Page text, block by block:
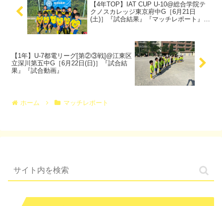
【4年TOP】IAT CUP U-10@総合学院テ
クノスカレッジ東京府中G［6月21日
(土)］『試合結果』『マッチレポート』
【1年】U-7都電リーグ[第②③戦]@江東区
立深川第五中G［6月22日(日)］『試合結
果』『試合動画』
ホーム マッチレポート